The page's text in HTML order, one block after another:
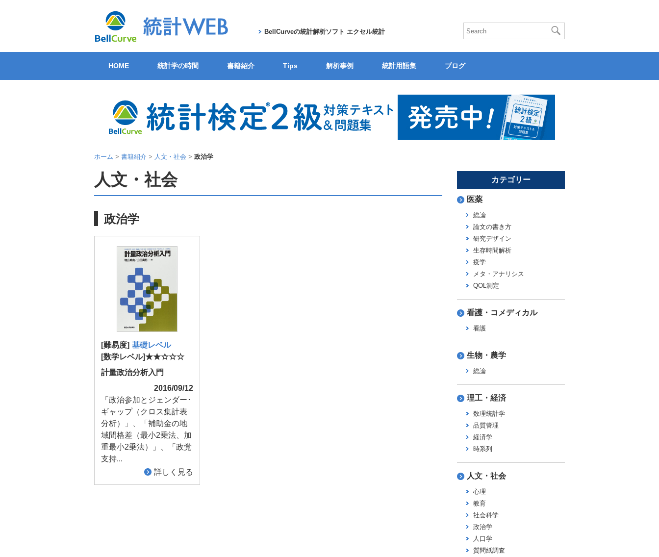
BellCurveの統計解析ソフト エクセル統計
HOME 統計学の時間 書籍紹介 Tips 解析事例 統計用語集 ブログ
ホーム > 書籍紹介 > 人文・社会 > 政治学
人文・社会
政治学
[難易度] 基礎レベル
[数学レベル]★★☆☆☆
計量政治分析入門
2016/09/12
「政治参加とジェンダー･
ギャップ（クロス集計表
分析）」、「補助金の地
域間格差（最小2乗法、加
重最小2乗法）」、「政党
支持...
詳しく見る
カテゴリー
医薬
総論
論文の書き方
研究デザイン
生存時間解析
疫学
メタ・アナリシス
QOL測定
看護・コメディカル
看護
生物・農学
総論
理工・経済
数理統計学
品質管理
経済学
時系列
人文・社会
心理
教育
社会科学
政治学
人口学
質問紙調査